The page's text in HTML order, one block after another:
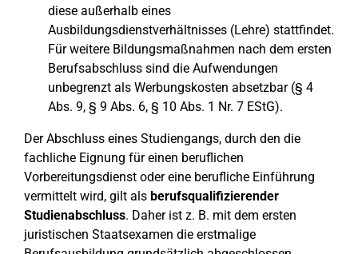
diese außerhalb eines
Ausbildungsdienstverhältnisses (Lehre) stattfindet.
Für weitere Bildungsmaßnahmen nach dem ersten
Berufsabschluss sind die Aufwendungen
unbegrenzt als Werbungskosten absetzbar (§ 4
Abs. 9, § 9 Abs. 6, § 10 Abs. 1 Nr. 7 EStG).
Der Abschluss eines Studiengangs, durch den die
fachliche Eignung für einen beruflichen
Vorbereitungsdienst oder eine berufliche Einführung
vermittelt wird, gilt als berufsqualifizierender
Studienabschluss. Daher ist z. B. mit dem ersten
juristischen Staatsexamen die erstmalige